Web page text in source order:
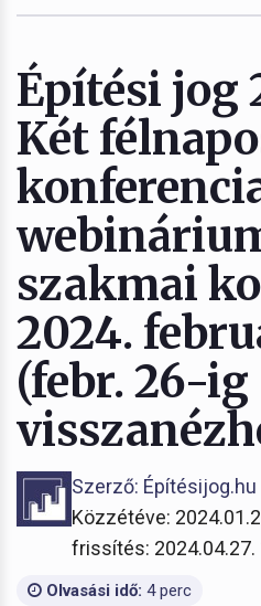
Építési jog
Két
szakmai
2024.
(febr. 26-ig
Szerző: Építésijog.hu
Közzétéve:
frissítés: 2024.04.27.
Olvasási idő: 4 perc